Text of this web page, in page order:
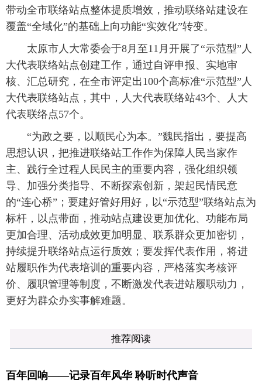
带动全市联络站点整体提质增效，推动联络站建设在
覆盖“全域化”的基础上向功能“实效化”转变。
太原市人大常委会于8月至11月开展了“示范型”人
大代表联络站点创建工作，通过自评申报、实地审
核、汇总研究，在全市评定出100个高标准“示范型”人
大代表联络站点，其中，人大代表联络站43个、人大
代表联络点57个。
“为政之要，以顺民心为本。”魏民指出，要提高
思想认识，把推进联络站工作作为保障人民当家作
主、践行全过程人民民主的重要内容，强化组织领
导、加强分类指导、不断探索创新，架起民情民意
的“连心桥”；要建好管好用好，以“示范型”联络站点为
标杆，以点带面，推动站点建设更加优化、功能布局
更加合理、活动成效更加明显、联系群众更加密切，
持续提升联络站点运行质效；要发挥代表作用，将进
站履职作为代表培训的重要内容，严格落实考核评
价、履职管理等制度，不断激发代表进站履职动力，
更好为群众办实事解难题。
推荐阅读
百年回响——记录百年风华 聆听时代声音